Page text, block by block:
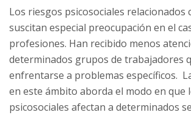
Los riesgos psicosociales relacionados
suscitan especial preocupación en el
profesiones. Han recibido menos
determinados grupos de trabajadores
enfrentarse a problemas específicos.
en este ámbito aborda el modo en que
psicosociales afectan a determinados